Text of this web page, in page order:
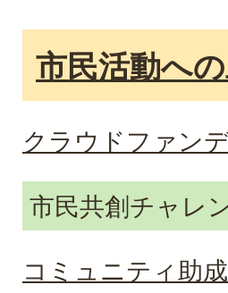
市民活動へ
クラウドファン
市民共創チャレ
コミュニティ助